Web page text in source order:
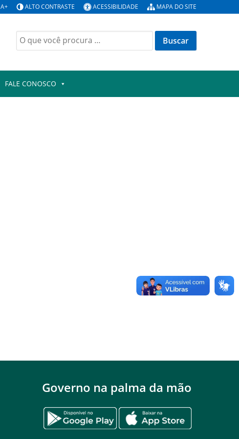
A+ ALTO CONTRASTE ACESSIBILIDADE MAPA DO SITE
Buscar
por:
FALE CONOSCO
Governo na palma da mão